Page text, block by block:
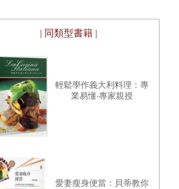
| 同類型書籍 |
輕鬆學作義大利料理：專
業易懂‧專家親授
愛妻瘦身便當：貝蒂教你